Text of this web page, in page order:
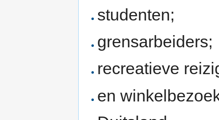
studenten;
grensarbeiders;
recreatieve
en